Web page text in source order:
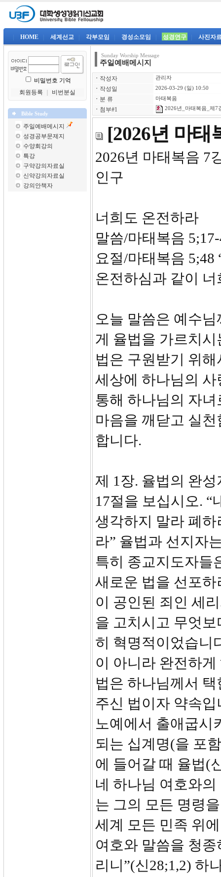
HOME 세계선교 각부모임 경성소모임 성경연구 사진자
비밀번호 기억
회원등록
비번분실
Bible Study
주일예배메시지
성경공부문제지
수양회강의
특강
구약강의자료실
신약강의자료실
강의안책자
Sunday Worship Message
주일예배메시지
ㆍ 작성자 관리자
ㆍ 작성일 2026-03-29 (일) 10:50
ㆍ 분 류 마태복음
ㆍ 첨부#1 2026년_마태복음_제7
[2026년 마태
2026년
인구
너희도 온전하라
말씀/마태복음
요절/마태복음
온전하심과 같이
오늘 말씀은 예수
게 율법을 가르치
법은 구원받기 위
세상에 하나님의
통해 하나님의 자
마음을 깨닫고 실
합니다.
제 1장. 율법의 완
17절을 보십시오. “
생각하지 말라 폐
라” 율법과 선지자
특히 종교지도자들
새로운 법을 선포
이 공인된 죄인 세
을 고치시고 무엇
히 혁명적이었습니
이 아니라 완전하
법은 하나님께서
주신 법이자 약속
노예에서 출애굽시
되는 십계명(을 포
에 들어갈 때 율법(
네 하나님 여호와
는 그의 모든 명령
세계 모든 민족 위
여호와 말씀을 청
리니”(신28;1,2) 하